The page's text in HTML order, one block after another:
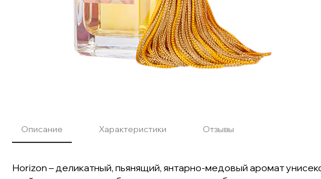
Описание Характеристики Отзывы
Horizon – деликатный, пьянящий, янтарно-медовый аромат